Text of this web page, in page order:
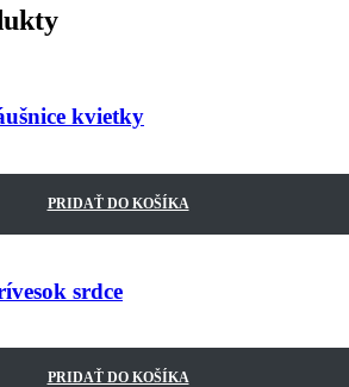
kvietky
PRIDAŤ DO KOŠÍKA
srdce
PRIDAŤ DO KOŠÍKA